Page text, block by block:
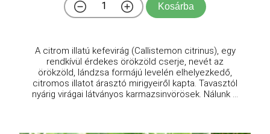
Kosárba
A citrom illatú kefevirág (Callistemon citrinus), egy
rendkívül érdekes örökzöld cserje, nevét az
örökzöld, lándzsa formájú levelén elhelyezkedő,
citromos illatot árasztó mirigyeiről kapta. Tavasztól
nyárig virágai látványos karmazsinvörösek. Nálunk ...